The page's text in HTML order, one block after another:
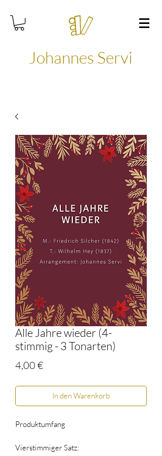
Johannes Servi
Alle Jahre wieder (4-
stimmig - 3 Tonarten)
4,00 €
In den Warenkorb
Produktumfang
Vierstimmiger Satz: